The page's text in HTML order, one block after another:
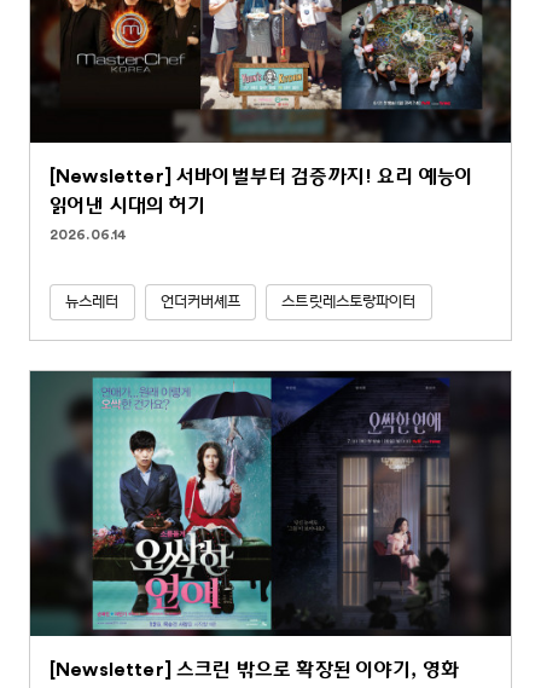
[Newsletter] 서바이벌부터 검증까지! 요리 예능이
읽어낸 시대의 허기
2026.06.14
뉴스레터 언더커버셰프 스트릿레스토랑파이터
[Newsletter] 스크린 밖으로 확장된 이야기, 영화